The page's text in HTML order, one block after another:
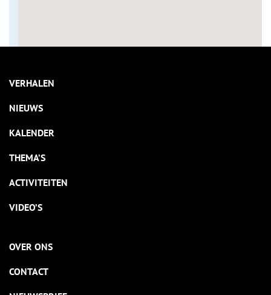
VERHALEN
NIEUWS
KALENDER
THEMA’S
ACTIVITEITEN
VIDEO’S
OVER ONS
CONTACT